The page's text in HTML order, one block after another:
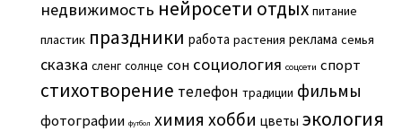
недвижимость нейросети отдых питание
пластик праздники работа растения реклама семья
сказка сленг солнце сон социология соцсети спорт
стихотворение телефон традиции фильмы
фотографии футбол химия хобби цветы экология